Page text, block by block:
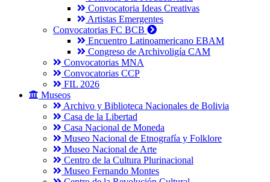
Convocatoria Ideas Creativas
Artistas Emergentes
Convocatorias FC BCB
Encuentro Latinoamericano EBAM
Congreso de Archivoligía CAM
Convocatorias MNA
Convocatorias CCP
FIL 2026
Museos
Archivo y Biblioteca Nacionales de Bolivia
Casa de la Libertad
Casa Nacional de Moneda
Museo Nacional de Etnografía y Folklore
Museo Nacional de Arte
Centro de la Cultura Plurinacional
Museo Fernando Montes